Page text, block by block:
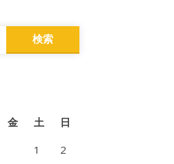
金 土
日
1
2